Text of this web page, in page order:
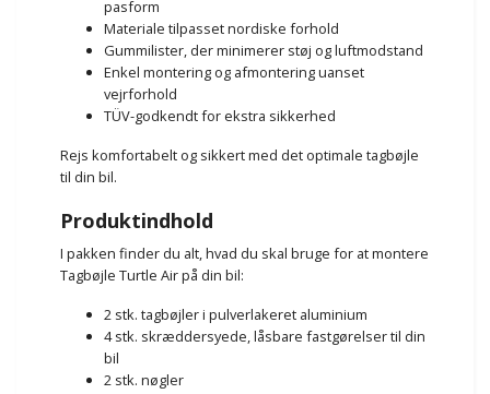
pasform
Materiale tilpasset nordiske forhold
Gummilister, der minimerer støj og luftmodstand
Enkel montering og afmontering uanset
vejrforhold
TÜV-godkendt for ekstra sikkerhed
Rejs komfortabelt og sikkert med det optimale tagbøjle
til din bil.
Produktindhold
I pakken finder du alt, hvad du skal bruge for at montere
Tagbøjle Turtle Air på din bil:
2 stk. tagbøjler i pulverlakeret aluminium
4 stk. skræddersyede, låsbare fastgørelser til din
bil
2 stk. nøgler